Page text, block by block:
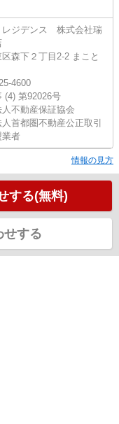
レジデンス 株式会社瑞
森下２丁目2-2 まこと
4600
(4) 第92026号
不動産保証協会
首都圏不動産公正取引
業者
情報の見方
する(無料)
せする